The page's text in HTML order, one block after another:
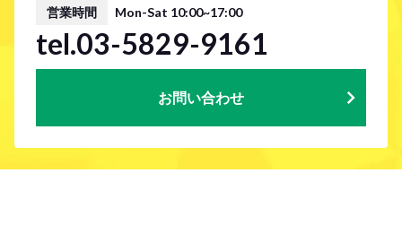
営業時間 Mon-Sat 10:00~17:00
tel.03-5829-9161
お問い合わせ